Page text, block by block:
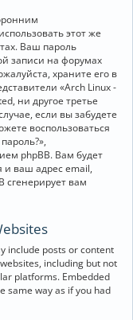
этот же
Ваш пароль
записи на форумах
храните его в
«Arch Linux -
ни другое третье
если вы забудете
воспользоваться
phpBB. Вам будет
и ваш адрес email,
сгенерирует вам
include posts or content
including but not
platforms. Embedded
same way as if you had